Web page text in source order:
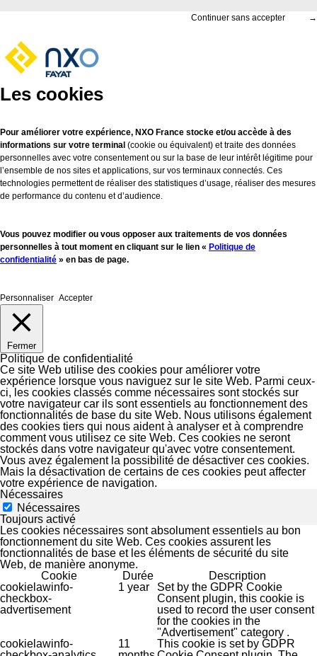
Continuer sans accepter →
Les cookies
Pour améliorer votre expérience, NXO France stocke et/ou accède à des
informations sur votre terminal (cookie ou équivalent) et traite des données
personnelles avec votre consentement ou sur la base de leur intérêt légitime pour
l’ensemble de nos sites et applications, sur vos terminaux connectés. Ces
technologies permettent de réaliser des statistiques d’usage, réaliser des mesures
de performance du contenu et d’audience.
Vous pouvez modifier ou vous opposer aux traitements de vos données
personnelles à tout moment en cliquant sur le lien « Politique de
confidentialité » en bas de page.
Personnaliser Accepter
Fermer
Politique de confidentialité
Ce site Web utilise des cookies pour améliorer votre
expérience lorsque vous naviguez sur le site Web. Parmi ceux-
ci, les cookies classés comme nécessaires sont stockés sur
votre navigateur car ils sont essentiels au fonctionnement des
fonctionnalités de base du site Web. Nous utilisons également
des cookies tiers qui nous aident à analyser et à comprendre
comment vous utilisez ce site Web. Ces cookies ne seront
stockés dans votre navigateur qu'avec votre consentement.
Vous avez également la possibilité de désactiver ces cookies.
Mais la désactivation de certains de ces cookies peut affecter
votre expérience de navigation.
Nécessaires
Nécessaires
Toujours activé
Les cookies nécessaires sont absolument essentiels au bon
fonctionnement du site Web. Ces cookies assurent les
fonctionnalités de base et les éléments de sécurité du site
Web, de manière anonyme.
Cookie
Durée
Description
cookielawinfo-
checkbox-
advertisement
1 year
Set by the GDPR Cookie
Consent plugin, this cookie is
used to record the user consent
for the cookies in the
"Advertisement" category .
cookielawinfo-
11
This cookie is set by GDPR